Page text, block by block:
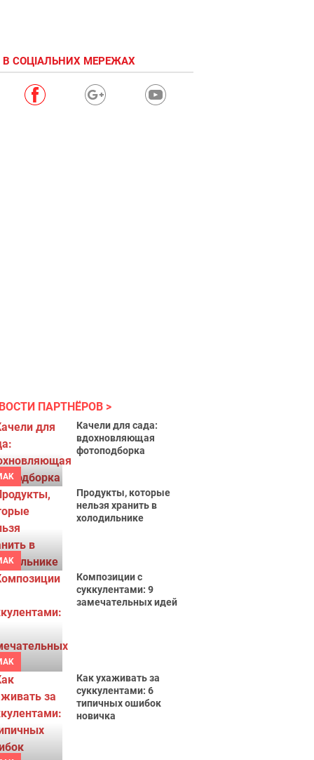
СОЦІАЛЬНИХ МЕРЕЖАХ
ПАРТНЁРОВ
Качели для сада:
вдохновляющая
фотоподборка
Продукты, которые
нельзя хранить в
холодильнике
Композиции с
суккулентами: 9
замечательных идей
Как ухаживать за
суккулентами: 6
типичных ошибок
новичка